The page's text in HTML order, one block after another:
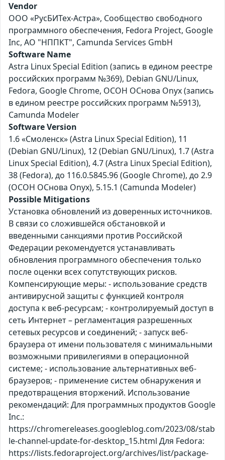
Vendor
ООО «РусБИТех-Астра», Сообщество свободного
программного обеспечения, Fedora Project, Google
Inc, АО "НППКТ", Camunda Services GmbH
Software Name
Astra Linux Special Edition (запись в едином реестре
российских программ №369), Debian GNU/Linux,
Fedora, Google Chrome, ОСОН ОСнова Оnyx (запись
в едином реестре российских программ №5913),
Camunda Modeler
Software Version
1.6 «Смоленск» (Astra Linux Special Edition), 11
(Debian GNU/Linux), 12 (Debian GNU/Linux), 1.7 (Astra
Linux Special Edition), 4.7 (Astra Linux Special Edition),
38 (Fedora), до 116.0.5845.96 (Google Chrome), до 2.9
(ОСОН ОСнова Оnyx), 5.15.1 (Camunda Modeler)
Possible Mitigations
Установка обновлений из доверенных источников.
В связи со сложившейся обстановкой и
введенными санкциями против Российской
Федерации рекомендуется устанавливать
обновления программного обеспечения только
после оценки всех сопутствующих рисков.
Компенсирующие меры: - использование средств
антивирусной защиты с функцией контроля
доступа к веб-ресурсам; - контролируемый доступ в
сеть Интернет – регламентация разрешенных
сетевых ресурсов и соединений; - запуск веб-
браузера от имени пользователя с минимальными
возможными привилегиями в операционной
системе; - использование альтернативных веб-
браузеров; - применение систем обнаружения и
предотвращения вторжений. Использование
рекомендаций: Для программных продуктов Google
Inc.:
https://chromereleases.googleblog.com/2023/08/stab
le-channel-update-for-desktop_15.html Для Fedora:
https://lists.fedoraproject.org/archives/list/package-